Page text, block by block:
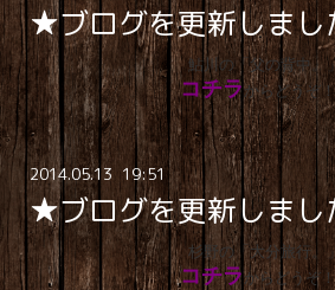
★ブログを更新しまし
鮎川の「父の背中。
コチラからどうぞ
2014.05.13 19:51
★ブログを更新しまし
杉野の「大分旅行。
コチラからどうぞ